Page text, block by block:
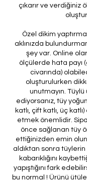
çıkarır ve verdiğiniz
Özel dikim
aklınızda
şey var. Online
ölçülerde hata payı
civarında)
oluşturulurken
unutmayın.
ediyorsanız, tüy
katlı, çift katlı, üç
etmek önemlidir.
önce sağlanan tüy
ettiğinizden emin
aldıktan sonra
kabarıklığını
yapıştığını fark
bu normal ! Ürünü